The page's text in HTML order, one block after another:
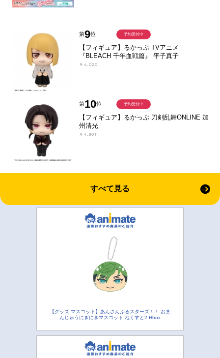
第9位
【フィギュア】るかっぷ TVアニメ
『BLEACH 千年血戦篇』 平子真子
￥4,020
予約受付中
第10位
【フィギュア】るかっぷ 刀剣乱舞ONLINE 加
州清光
￥4,301
予約受付中
すべて見る
【グッズ-マスコット】あんさんぶるスターズ！！ おま
んじゅうにぎにぎマスコット ねくすと2 Hbox